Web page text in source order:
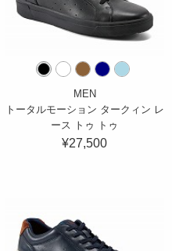
MEN
トータルモーション タークィン レ
ース トゥ トゥ
¥27,500